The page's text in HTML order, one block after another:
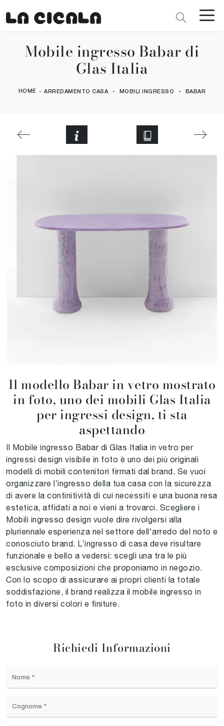
Mobile ingresso Babar di
Glas Italia
HOME - ARREDAMENTO CASA - MOBILI INGRESSO - BABAR
Il modello Babar in vetro mostrato
in foto, uno dei mobili Glas Italia
per ingressi design, ti sta
aspettando
Il Mobile ingresso Babar di Glas Italia in vetro per
ingressi design visibile in foto è uno dei più originali
modelli di mobili contenitori firmati dal brand. Se vuoi
organizzare l’ingresso della tua casa con la sicurezza
di avere la continitività di cui necessiti e una buona resa
estetica, affidati a noi e vieni a trovarci. Scegliere i
Mobili ingresso design vuole dire rivolgersi alla
pluriennale esperienza nel settore dell'arredo del noto e
conosciuto brand. L’ingresso di casa deve risultare
funzionale e bello a vedersi: scegli una tra le più
esclusive composizioni che proponiamo in negozio.
Con lo scopo di assicurare ai propri clienti la totale
soddisfazione, il brand realizza il mobile ingresso in
foto in diversi colori e finiture.
Richiedi Informazioni